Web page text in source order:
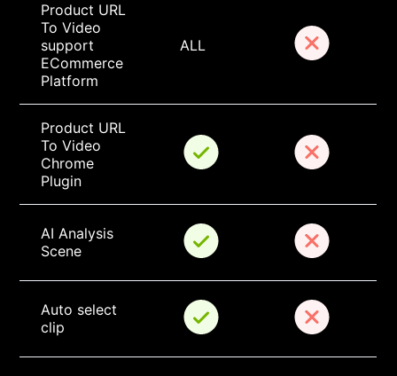
Product URL
To Video
support
ECommerce
Platform
ALL
Product URL
To Video
Chrome
Plugin
AI Analysis
Scene
Auto select
clip